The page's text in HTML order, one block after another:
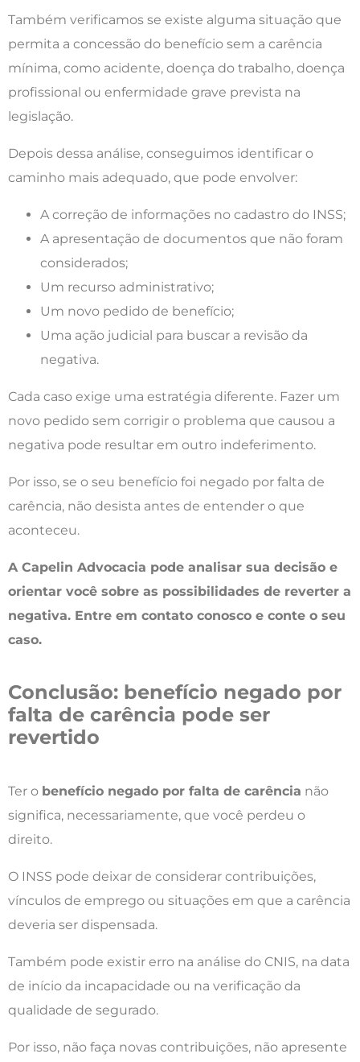
Também verificamos se existe alguma situação que
permita a concessão do benefício sem a carência
mínima, como acidente, doença do trabalho, doença
profissional ou enfermidade grave prevista na
legislação.
Depois dessa análise, conseguimos identificar o
caminho mais adequado, que pode envolver:
A correção de informações no cadastro do INSS;
A apresentação de documentos que não foram
considerados;
Um recurso administrativo;
Um novo pedido de benefício;
Uma ação judicial para buscar a revisão da
negativa.
Cada caso exige uma estratégia diferente. Fazer um
novo pedido sem corrigir o problema que causou a
negativa pode resultar em outro indeferimento.
Por isso, se o seu benefício foi negado por falta de
carência, não desista antes de entender o que
aconteceu.
A Capelin Advocacia pode analisar sua decisão e
orientar você sobre as possibilidades de reverter a
negativa. Entre em contato conosco e conte o seu
caso.
Conclusão: benefício negado por
falta de carência pode ser
revertido
Ter o benefício negado por falta de carência não
significa, necessariamente, que você perdeu o
direito.
O INSS pode deixar de considerar contribuições,
vínculos de emprego ou situações em que a carência
deveria ser dispensada.
Também pode existir erro na análise do CNIS, na data
de início da incapacidade ou na verificação da
qualidade de segurado.
Por isso, não faça novas contribuições, não apresente